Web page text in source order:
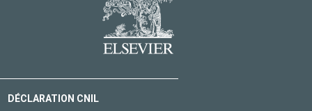
DÉCLARATION CNIL